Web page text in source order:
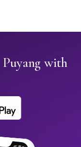
with